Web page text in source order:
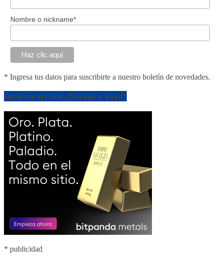
Nombre o nickname*
* Ingresa tus datos para suscribirte a nuestro boletín de novedades.
Invierte en oro, bitcoin y más*
* publicidad